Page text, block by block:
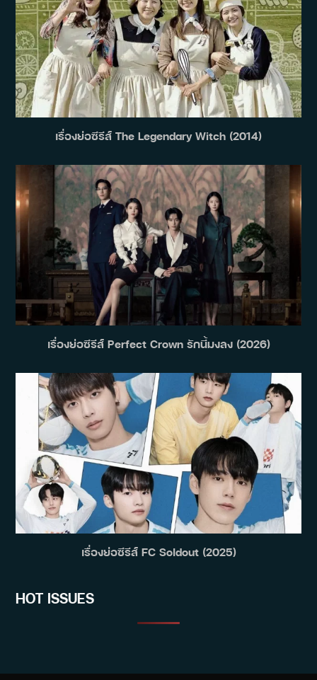
เรื่องย่อซีรีส์ The Legendary Witch (2014)
เรื่องย่อซีรีส์ Perfect Crown รักนี้มงลง (2026)
เรื่องย่อซีรีส์ FC Soldout (2025)
HOT ISSUES